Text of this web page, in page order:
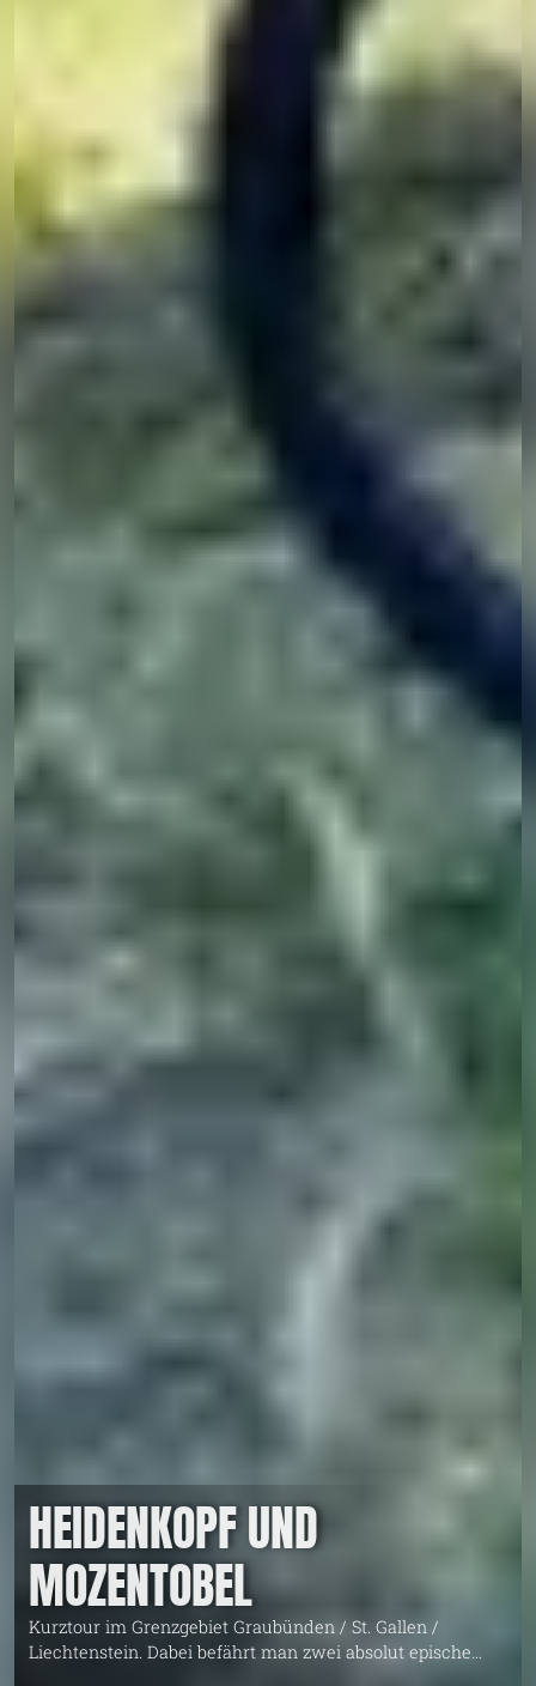
HEIDENKOPF UND
MOZENTOBEL
Kurztour im Grenzgebiet Graubünden / St. Gallen /
Liechtenstein. Dabei befährt man zwei absolut epische